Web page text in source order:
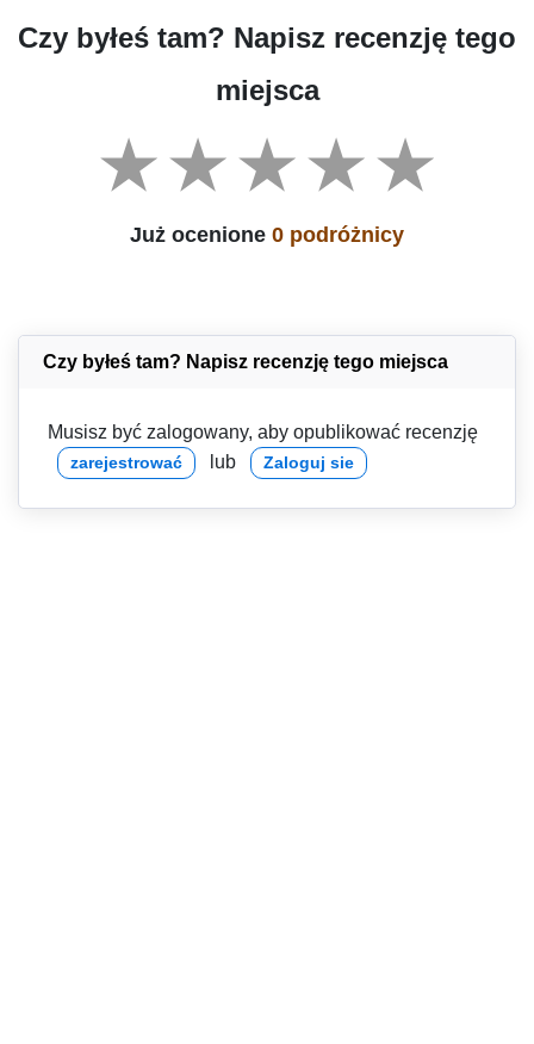
Czy byłeś tam? Napisz recenzję tego
miejsca
Już ocenione 0 podróżnicy
Czy byłeś tam? Napisz recenzję tego miejsca
Musisz być zalogowany, aby opublikować recenzję
zarejestrować lub Zaloguj sie